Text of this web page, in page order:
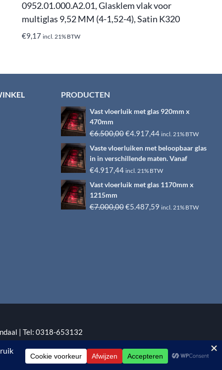
0952.01.000.A2.01, Glasklem vlak voor
multiglas 9,52 MM (4-1,52-4), Satin K320
€9,17 incl. 21% BTW
PRODUCTEN
Vast vloerluik met glas 920mm x
470mm
€6.500,00Oorspronkelijke
prijs
was:
€6.500,00.
€4.917,44Huidige
prijs
is:
€4.917,44.
incl. 21% BTW
Vaste vloerluiken met beloopbaar glas
in in verschillende maten. Vanaf
€4.917,44 incl. 21% BTW
Vast vloerluik met glas 1170mm x
1215mm
€7.000,00Oorspronkelijke
€5.487,59Huidige
incl. 21% BTW
| Tel: 0318-653132